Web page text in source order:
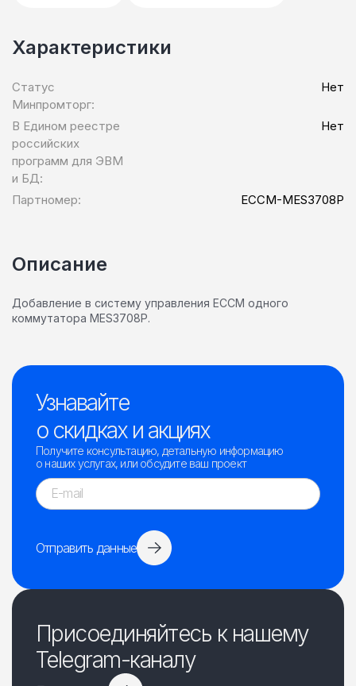
Характеристики
Статус
Минпромторг:
Нет
В Едином реестре
российских
программ для ЭВМ
и БД:
Нет
Партномер: ECCM-MES3708P
Описание
Добавление в систему управления ECCM одного
коммутатора MES3708P.
Узнавайте
о скидках и акциях
Получите консультацию, детальную информацию
о наших услугах, или обсудите ваш проект
Отправить данные
Присоединяйтесь к нашему
Telegram-каналу